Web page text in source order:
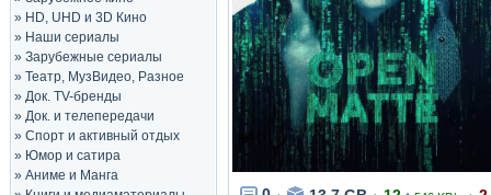
» HD, UHD и 3D Кино
» Наши сериалы
» Зарубежные сериалы
» Театр, МузВидео, Разное
» Док. TV-бренды
» Док. и телепередачи
» Спорт и активный отдых
» Юмор и сатира
» Аниме и Манга